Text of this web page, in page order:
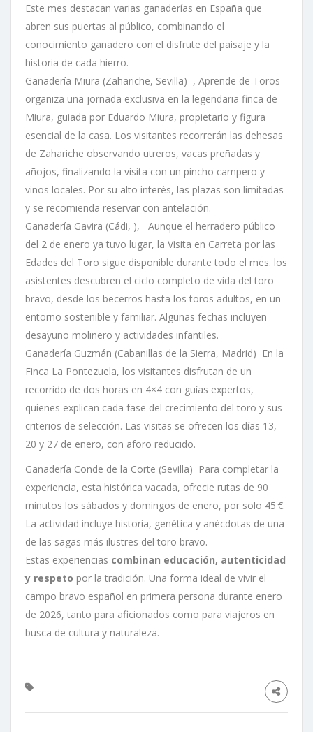
Este mes destacan varias ganaderías en España que
abren sus puertas al público, combinando el
conocimiento ganadero con el disfrute del paisaje y la
historia de cada hierro.
Ganadería Miura (Zahariche, Sevilla) , Aprende de Toros
organiza una jornada exclusiva en la legendaria finca de
Miura, guiada por Eduardo Miura, propietario y figura
esencial de la casa. Los visitantes recorrerán las dehesas
de Zahariche observando utreros, vacas preñadas y
añojos, finalizando la visita con un pincho campero y
vinos locales. Por su alto interés, las plazas son limitadas
y se recomienda reservar con antelación.
Ganadería Gavira (Cádi, ), Aunque el herradero público
del 2 de enero ya tuvo lugar, la Visita en Carreta por las
Edades del Toro sigue disponible durante todo el mes. los
asistentes descubren el ciclo completo de vida del toro
bravo, desde los becerros hasta los toros adultos, en un
entorno sostenible y familiar. Algunas fechas incluyen
desayuno molinero y actividades infantiles.
Ganadería Guzmán (Cabanillas de la Sierra, Madrid) En la
Finca La Pontezuela, los visitantes disfrutan de un
recorrido de dos horas en 4×4 con guías expertos,
quienes explican cada fase del crecimiento del toro y sus
criterios de selección. Las visitas se ofrecen los días 13,
20 y 27 de enero, con aforo reducido.
Ganadería Conde de la Corte (Sevilla) Para completar la
experiencia, esta histórica vacada, ofrecie rutas de 90
minutos los sábados y domingos de enero, por solo 45 €.
La actividad incluye historia, genética y anécdotas de una
de las sagas más ilustres del toro bravo.
Estas experiencias combinan educación, autenticidad
y respeto por la tradición. Una forma ideal de vivir el
campo bravo español en primera persona durante enero
de 2026, tanto para aficionados como para viajeros en
busca de cultura y naturaleza.